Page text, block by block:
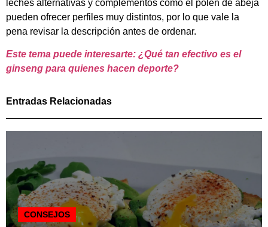
leches alternativas y complementos como el polen de abeja
pueden ofrecer perfiles muy distintos, por lo que vale la
pena revisar la descripción antes de ordenar.
Este tema puede interesarte: ¿Qué tan efectivo es el
ginseng para quienes hacen deporte?
Entradas Relacionadas
CONSEJOS